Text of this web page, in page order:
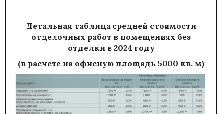
Детальная таблица средней стоимости
отделочных работ в помещениях без
отделки в 2024 году
(в расчете на офисную площадь 5000 кв. м)